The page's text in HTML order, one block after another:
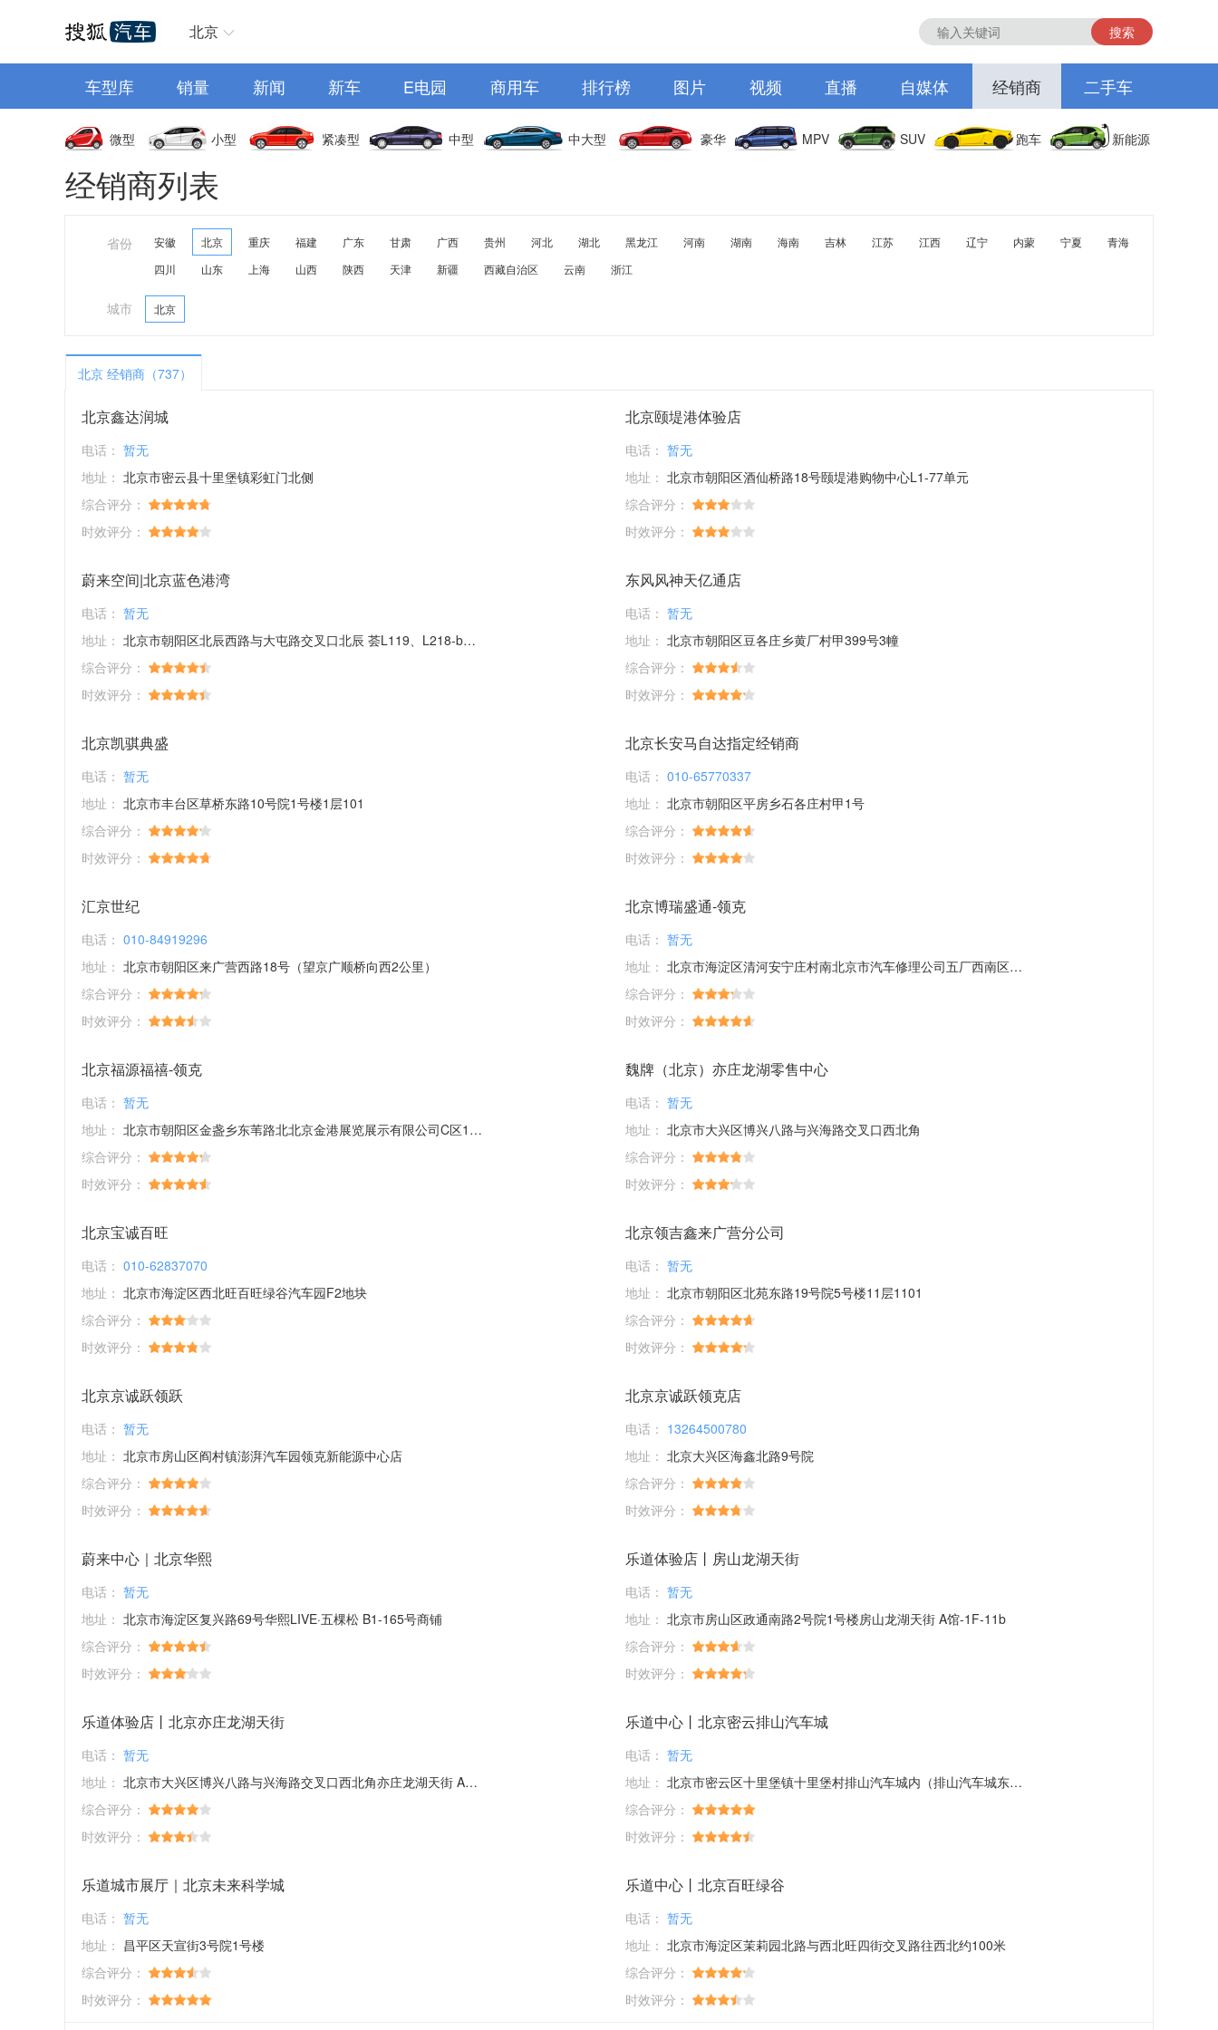
北京 搜索
车型库 销量 新闻 新车 E电园 商用车 排行榜 图片 视频 直播 自媒体 经销商 二手车
微型 小型 紧凑型 中型 中大型 豪华 MPV SUV 跑车 新能源
经销商列表
省份 安徽 北京 重庆 福建 广东 甘肃 广西 贵州 河北 湖北 黑龙江 河南 湖南 海南 吉林 江苏 江西 辽宁 内蒙 宁夏
青海
四川
山东 上海 山西 陕西 天津 新疆 西藏自治区 云南 浙江
城市 北京
北京 经销商（737）
北京鑫达润城
电话： 暂无
地址： 北京市密云县十里堡镇彩虹门北侧
综合评分：
时效评分：
北京颐堤港体验店
电话： 暂无
地址： 北京市朝阳区酒仙桥路18号颐堤港购物中心L1-77单元
综合评分：
时效评分：
蔚来空间|北京蓝色港湾
电话： 暂无
地址： 北京市朝阳区北辰西路与大屯路交叉口北辰 荟L119、L218-b号商铺
综合评分：
时效评分：
东风风神天亿通店
电话： 暂无
地址： 北京市朝阳区豆各庄乡黄厂村甲399号3幢
综合评分：
时效评分：
北京凯骐典盛
电话： 暂无
地址： 北京市丰台区草桥东路10号院1号楼1层101
综合评分：
时效评分：
北京长安马自达指定经销商
电话： 010-65770337
地址： 北京市朝阳区平房乡石各庄村甲1号
综合评分：
时效评分：
汇京世纪
电话： 010-84919296
地址： 北京市朝阳区来广营西路18号（望京广顺桥向西2公里）
综合评分：
时效评分：
北京博瑞盛通-领克
电话： 暂无
地址： 北京市海淀区清河安宁庄村南北京市汽车修理公司五厂西南区11幢
综合评分：
时效评分：
北京福源福禧-领克
电话： 暂无
地址： 北京市朝阳区金盏乡东苇路北北京金港展览展示有限公司C区11号
综合评分：
时效评分：
魏牌（北京）亦庄龙湖零售中心
电话： 暂无
地址： 北京市大兴区博兴八路与兴海路交叉口西北角
综合评分：
时效评分：
北京宝诚百旺
电话： 010-62837070
地址： 北京市海淀区西北旺百旺绿谷汽车园F2地块
综合评分：
时效评分：
北京领吉鑫来广营分公司
电话： 暂无
地址： 北京市朝阳区北苑东路19号院5号楼11层1101
综合评分：
时效评分：
北京京诚跃领跃
电话： 暂无
地址： 北京市房山区阎村镇澎湃汽车园领克新能源中心店
综合评分：
时效评分：
北京京诚跃领克店
电话： 13264500780
地址： 北京大兴区海鑫北路9号院
综合评分：
时效评分：
蔚来中心｜北京华熙
电话： 暂无
地址： 北京市海淀区复兴路69号华熙LIVE·五棵松 B1-165号商铺
综合评分：
时效评分：
乐道体验店丨房山龙湖天街
电话： 暂无
地址： 北京市房山区政通南路2号院1号楼房山龙湖天街 A馆-1F-11b
综合评分：
时效评分：
乐道体验店丨北京亦庄龙湖天街
电话： 暂无
地址： 北京市大兴区博兴八路与兴海路交叉口西北角亦庄龙湖天街 A馆-1F-40
综合评分：
时效评分：
乐道中心丨北京密云排山汽车城
电话： 暂无
地址： 北京市密云区十里堡镇十里堡村排山汽车城内（排山汽车城东侧第一栋临街侧）
综合评分：
时效评分：
乐道城市展厅｜北京未来科学城
电话： 暂无
地址： 昌平区天宣街3号院1号楼
综合评分：
时效评分：
乐道中心丨北京百旺绿谷
电话： 暂无
地址： 北京市海淀区茉莉园北路与西北旺四街交叉路往西北约100米
综合评分：
时效评分：